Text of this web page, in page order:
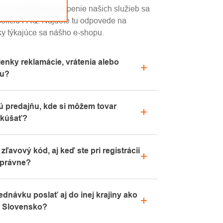
a rýchlejšie pochopenie našich služieb sa
FAQ. Nájdete tu odpovede na
týkajúce sa nášho e-shopu.
reklamácie, vrátenia alebo
alebo nás kontaktujte e-mailom alebo
predajňu, kde si môžem tovar
s výberom vhodného vybavenia,
vyskúšať priamo v našom showroome.
zľavový kód, aj keď ste pri registrácii
„SPAM“, veľmi často tu e-mail s
ste aj napriek tomu svoj zľavový kód
nás na info@pavouci.cz.
poslať aj do inej krajiny ako
Slovensko?